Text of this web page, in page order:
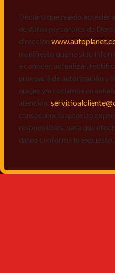
responsables, para que
datos conforme lo expuesto.
Declaro que puedo acceder
de datos personales de
dirección
manifiesto que he sido
a conocer, actualizar,
prueba: i) de autorización y
quejas y/o reclamos en
atención:
consecuencia autorizo
responsables, para que
datos conforme lo expuesto.